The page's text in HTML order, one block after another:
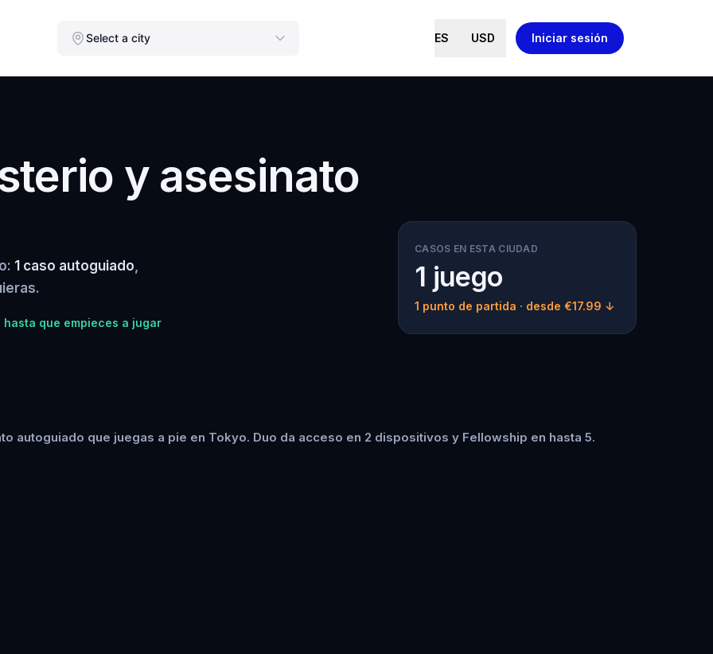
Select a city ES USD Iniciar sesión
y asesinato
1 caso autoguiado,
hasta que empieces a jugar
CASOS EN ESTA CIUDAD
1 juego
1 punto de partida · desde €17.99 ↓
autoguiado que juegas a pie en Tokyo. Duo da acceso en 2 dispositivos y Fellowship en hasta 5.